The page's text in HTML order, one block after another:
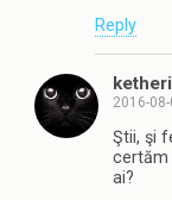
Reply
2016-
Ştii, şi
certăm
ai?